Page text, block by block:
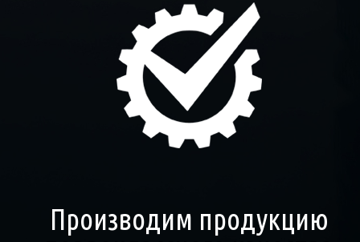
Производим продукцию